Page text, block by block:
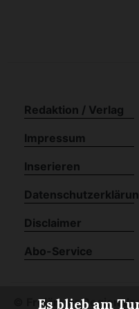
Es blieb am
Redaktion / Verlag
Impressum
Inserieren
Disclaimer
Abo-Service
Freiämter